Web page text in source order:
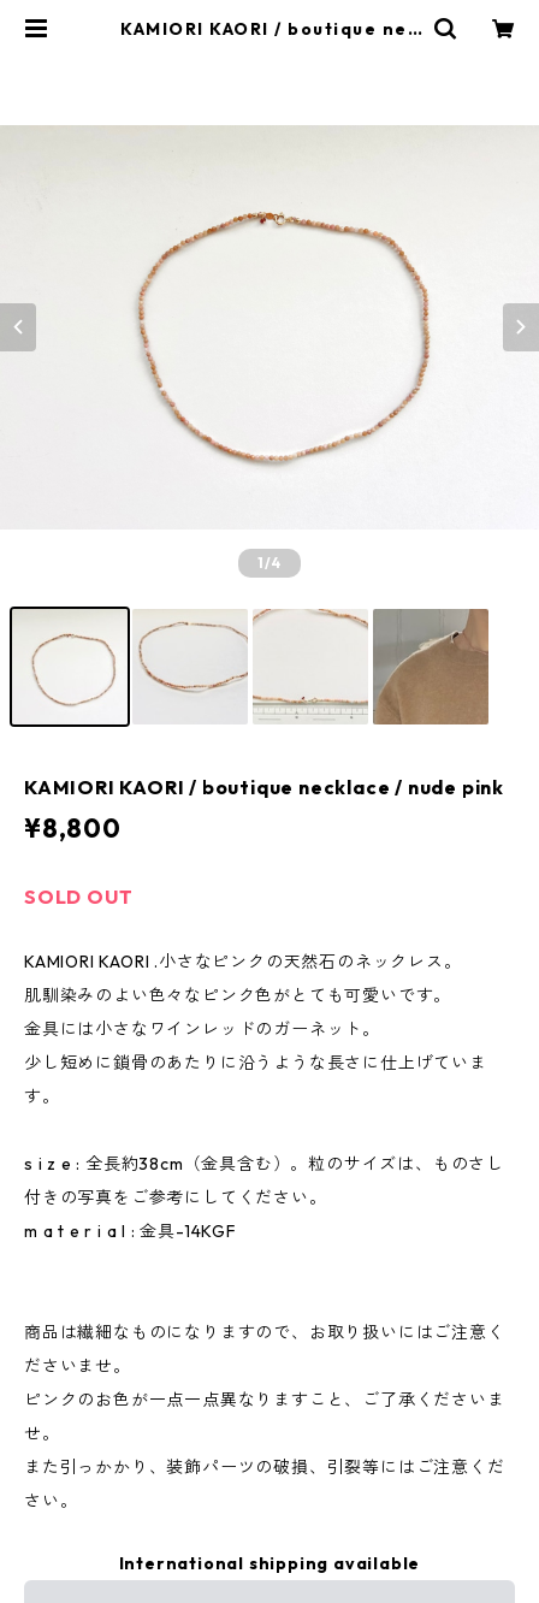
KAMIORI KAORI / boutique nec
1/4
KAMIORI KAORI / boutique necklace / nude pink
¥8,800
SOLD OUT
KAMIORI KAORI .小さなピンクの天然石のネックレス。
肌馴染みのよい色々なピンク色がとても可愛いです。
金具には小さなワインレッドのガーネット。
少し短めに鎖骨のあたりに沿うような長さに仕上げていま
す。
s i z e : 全長約38cm（金具含む）。粒のサイズは、ものさし
付きの写真をご参考にしてください。
m a t e r i a l : 金具-14KGF
商品は繊細なものになりますので、お取り扱いにはご注意く
ださいませ。
ピンクのお色が一点一点異なりますこと、ご了承くださいま
せ。
また引っかかり、装飾パーツの破損、引裂等にはご注意くだ
さい。
International shipping available